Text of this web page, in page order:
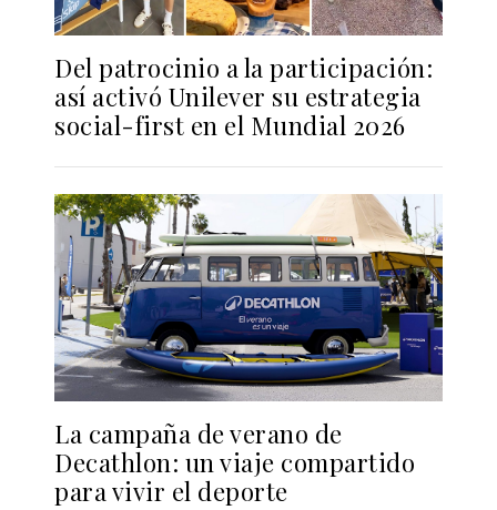
Del patrocinio a la participación:
así activó Unilever su estrategia
social-first en el Mundial 2026
La campaña de verano de
Decathlon: un viaje compartido
para vivir el deporte